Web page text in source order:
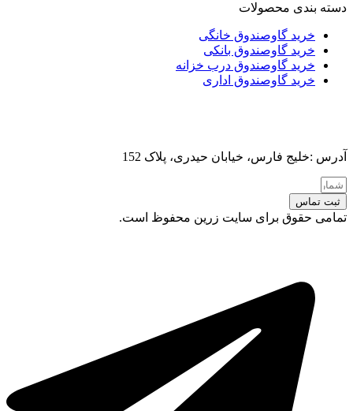
دسته بندی محصولات
خرید گاوصندوق خانگی
خرید گاوصندوق بانکی
خرید گاوصندوق درب خزانه
خرید گاوصندوق اداری
آدرس :خلیج فارس، خیابان حیدری، پلاک 152
ثبت تماس
تمامی حقوق برای سایت زرین محفوظ است.